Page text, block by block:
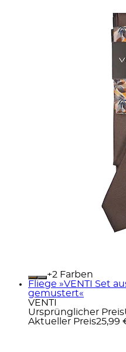
+
Farben
Fliege »VENTI Set
gemustert«
VENTI
Ursprünglicher Preis
Aktueller Preis25,99